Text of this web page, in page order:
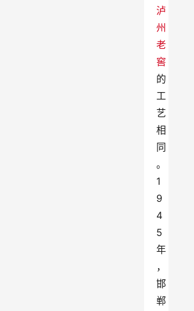
泸
州
老
窖
的
工
艺
相
同
。
1
9
4
5
年
，
邯
郸